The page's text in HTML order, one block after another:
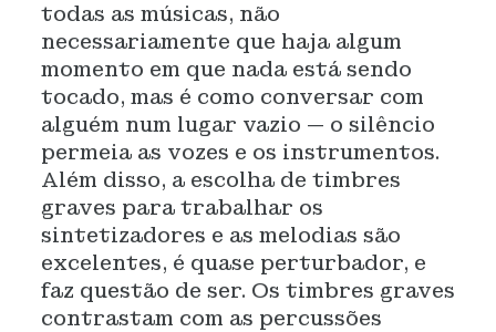
todas as músicas, não
necessariamente que haja algum
momento em que nada está sendo
tocado, mas é como conversar com
alguém num lugar vazio — o silêncio
permeia as vozes e os instrumentos.
Além disso, a escolha de timbres
graves para trabalhar os
sintetizadores e as melodias são
excelentes, é quase perturbador, e
faz questão de ser. Os timbres graves
contrastam com as percussões